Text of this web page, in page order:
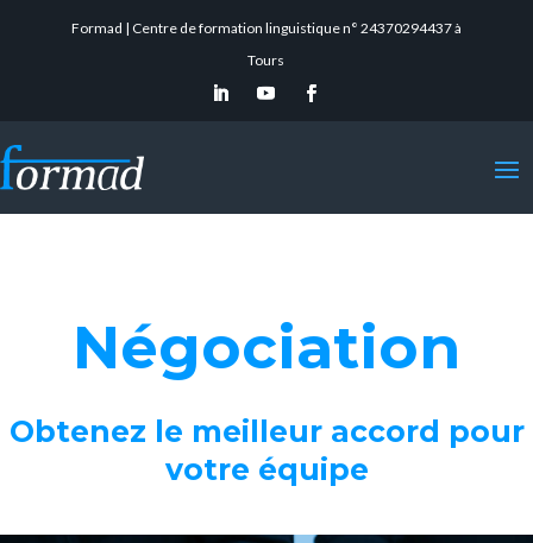
Formad | Centre de formation linguistique n° 24370294437 à
Tours
Négociation
Obtenez le meilleur accord pour
votre équipe